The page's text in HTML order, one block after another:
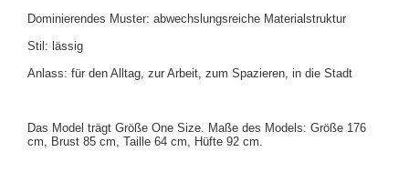
Dominierendes Muster: abwechslungsreiche Materialstruktur
Stil: lässig
Anlass: für den Alltag, zur Arbeit, zum Spazieren, in die Stadt
Das Model trägt Größe One Size. Maße des Models: Größe 176
cm, Brust 85 cm, Taille 64 cm, Hüfte 92 cm.